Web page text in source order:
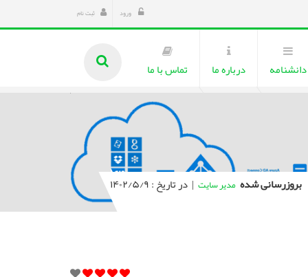
ورود ثبت نام
دانشنامه درباره ما تماس با ما
بروزرسانی شده مدیر سایت | در تاریخ : ۱۴۰۲/۵/۹